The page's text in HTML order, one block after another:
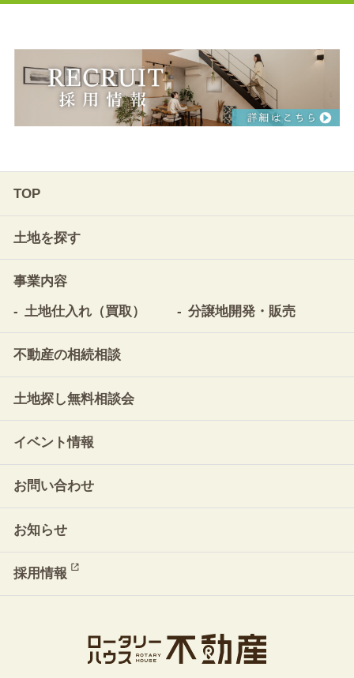
TOP
土地を探す
事業内容
土地仕入れ（買取）
分譲地開発・販売
不動産の相続相談
土地探し無料相談会
イベント情報
お問い合わせ
お知らせ
採用情報